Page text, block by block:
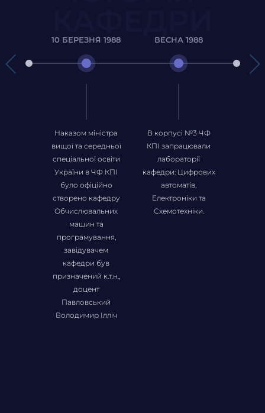
10 БЕРЕЗНЯ 1988
Наказом міністра
вищої та середньої
спеціальної освіти
України в ЧФ КПІ
було офіційно
створено кафедру
Обчислювальних
машин та
програмування,
завідувачем
кафедри був
призначений к.т.н.,
доцент
Павловський
Володимир Ілліч
ВЕСНА 1988
В корпусі №3 ЧФ
КПІ запрацювали
лабораторії
кафедри: Цифрових
автоматів,
Електроніки та
Схемотехніки.